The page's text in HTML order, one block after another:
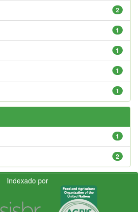
2
1
1
1
1
1
2
Indexado por